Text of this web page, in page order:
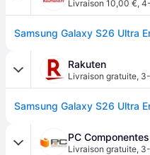
Livraison 10,00 €,
Rakuten
Livraison gratuite,
PC Componentes
Livraison gratuite,